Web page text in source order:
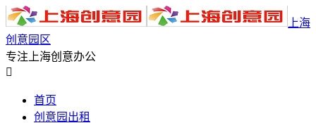
上海
创意园区
专注上海创意办公

首页
创意园出租